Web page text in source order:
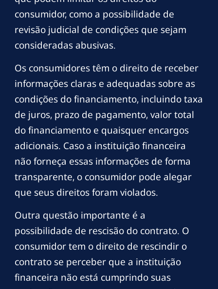
consumidor, como a possibilidade de
revisão judicial de condições que sejam
consideradas abusivas.
Os consumidores têm o direito de receber
informações claras e adequadas sobre as
condições do financiamento, incluindo taxa
de juros, prazo de pagamento, valor total
do financiamento e quaisquer encargos
adicionais. Caso a instituição financeira
não forneça essas informações de forma
transparente, o consumidor pode alegar
que seus direitos foram violados.
Outra questão importante é a
possibilidade de rescisão do contrato. O
consumidor tem o direito de rescindir o
contrato se perceber que a instituição
financeira não está cumprindo suas